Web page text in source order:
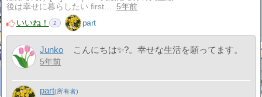
後は幸せに暮らしたい first…
5年前
いいね！
2 part
Junko こんにちは✨?。幸せな生活を願ってます。
5年前
part